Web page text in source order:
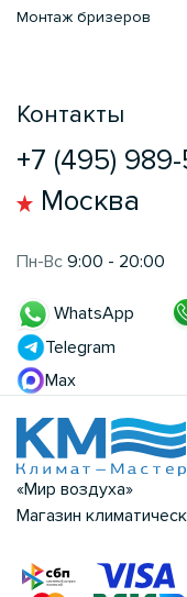
Монтаж бризеров
Контакты
+7 (495) 989-
Москва
Пн-Вс 9:00 - 20:00
WhatsApp
Telegram
Max
«Мир воздуха»
Магазин